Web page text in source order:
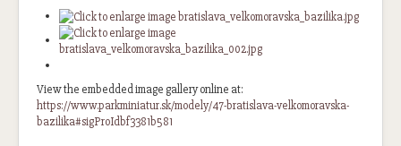
View the embedded image gallery online at:
https://www.parkminiatur.sk/modely/47-bratislava-velkomoravska-
bazilika#sigProIdbf3381b581